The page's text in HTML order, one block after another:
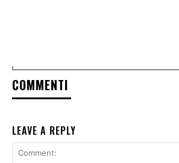
COMMENTI
LEAVE A REPLY